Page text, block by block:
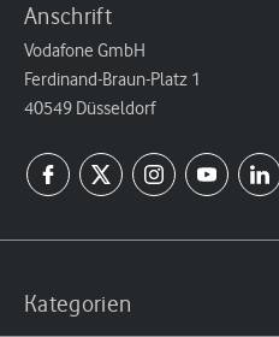
Anschrift
Vodafone GmbH
Ferdinand-Braun-Platz 1
40549 Düsseldorf
Kategorien